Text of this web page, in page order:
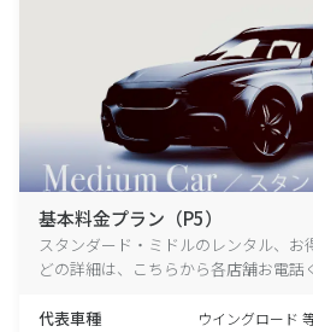
基本料金プラン（P5）
スタンダード・ミドルのレンタル、お
どの詳細は、こちらから各店舗お電話
代表車種 ウイングロード